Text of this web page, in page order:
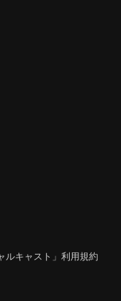
ルキャスト」利用規約